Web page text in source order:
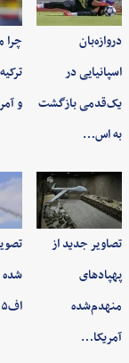
دروازه‌بان
اسپانیایی در
یک‌قدمی بازگشت
به اس…
چرا
و
تصاویر جدید از
پهپادهای
منهدم‌شده
آمریکا…
شده
اف۱۵…